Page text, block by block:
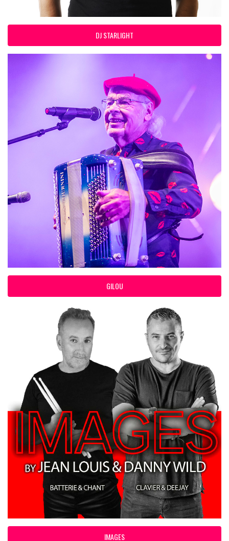
DJ STARLIGHT
GILOU
IMAGES